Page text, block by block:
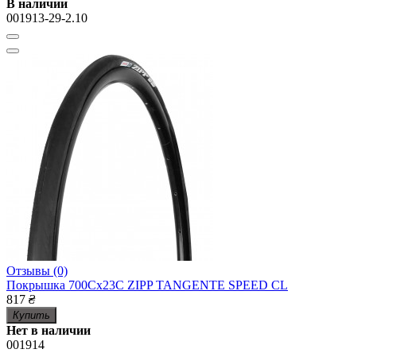
В наличии
001913-29-2.10
Отзывы (0)
Покрышка 700Cx23C ZIPP TANGENTE SPEED CL
817 ₴
Купить
Нет в наличии
001914